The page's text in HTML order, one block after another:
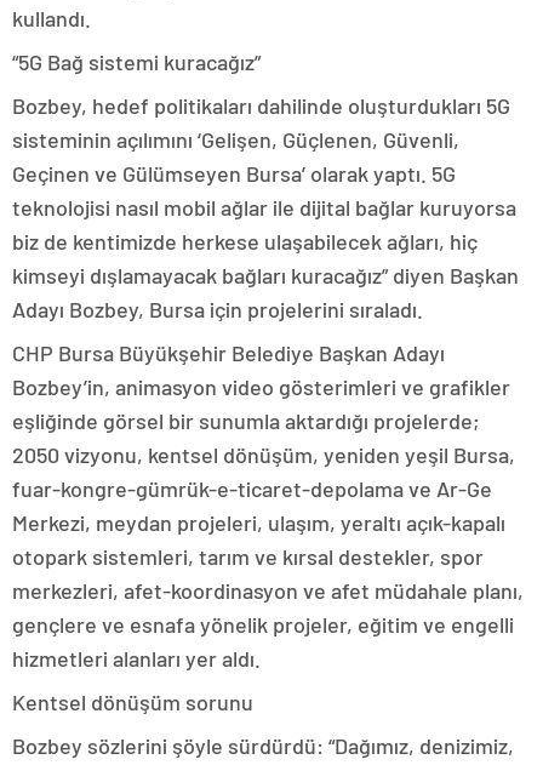
kullandı.
“5G Bağ sistemi kuracağız”
Bozbey, hedef politikaları dahilinde oluşturdukları 5G
sisteminin açılımını ‘Gelişen, Güçlenen, Güvenli,
Geçinen ve Gülümseyen Bursa’ olarak yaptı. 5G
teknolojisi nasıl mobil ağlar ile dijital bağlar kuruyorsa
biz de kentimizde herkese ulaşabilecek ağları, hiç
kimseyi dışlamayacak bağları kuracağız” diyen Başkan
Adayı Bozbey, Bursa için projelerini sıraladı.
CHP Bursa Büyükşehir Belediye Başkan Adayı
Bozbey’in, animasyon video gösterimleri ve grafikler
eşliğinde görsel bir sunumla aktardığı projelerde;
2050 vizyonu, kentsel dönüşüm, yeniden yeşil Bursa,
fuar-kongre-gümrük-e-ticaret-depolama ve Ar-Ge
Merkezi, meydan projeleri, ulaşım, yeraltı açık-kapalı
otopark sistemleri, tarım ve kırsal destekler, spor
merkezleri, afet-koordinasyon ve afet müdahale planı,
gençlere ve esnafa yönelik projeler, eğitim ve engelli
hizmetleri alanları yer aldı.
Kentsel dönüşüm sorunu
Bozbey sözlerini şöyle sürdürdü: “Dağımız, denizimiz,